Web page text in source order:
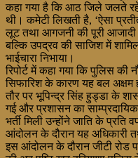
कहा गया है कि आठ जिले जलते रहे,
थी। कमेटी लिखती है, ‘ऐसा
लूट तथा आगजनी की पूरी आजादी
बल्कि उपद्रव की साजिश में
भाईचारा निभाया।
रिपोर्ट में कहा गया कि पुलिस की
सिफारिश के कारण यह बल अक्षम
तौर पर भूपिन्द्र सिंह हुड्डा के
गई और प्रशासन का
भर्ती मिली उन्होंने जाति के प्रति
आंदोलन के दौरान यह अधिकारी
इस आंदोलन के दौरान जीटी